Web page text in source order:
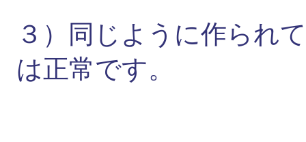
３）同じように作られ
は正常です。